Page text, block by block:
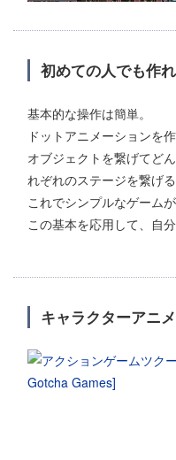
初めての人でも作
基本的な操作は簡単。
ドットアニメーションを
オブジェクトを繋げてど
れぞれのステージを繋げる
これでシンプルなゲーム
この基本を応用して、自
キャラクターアニ